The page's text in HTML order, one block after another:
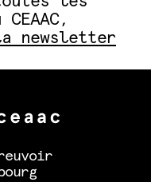
newsletter